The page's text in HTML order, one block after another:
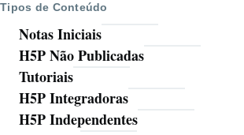
Tipos de Conteúdo
Notas Iniciais
H5P Não Publicadas
Tutoriais
H5P Integradoras
H5P Independentes